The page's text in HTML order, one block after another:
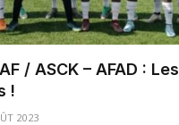
/ ASCK – AFAD : Les
!
2023